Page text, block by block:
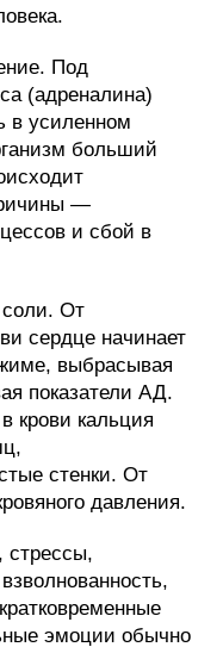
Под
(адреналина)
в усиленном
больший
—
и сбой в
соли. От
сердце начинает
выбрасывая
показатели АД.
крови кальция
стенки. От
давления.
стрессы,
эмоции обычно